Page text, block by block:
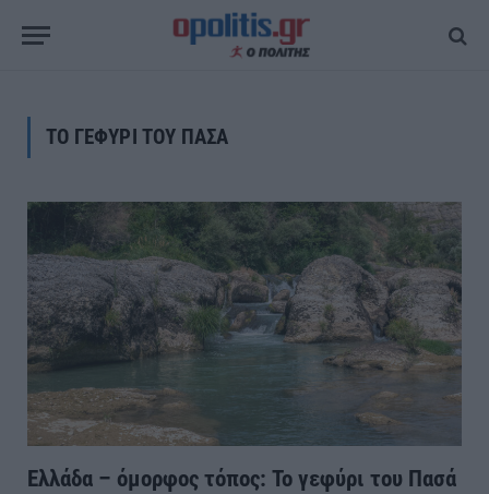
ΤΟ ΓΕΦΥΡΙ ΤΟΥ ΠΑΣΑ
Ελλάδα – όμορφος τόπος: Το γεφύρι του Πασά